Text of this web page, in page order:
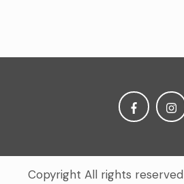
Copyright All rights reserved